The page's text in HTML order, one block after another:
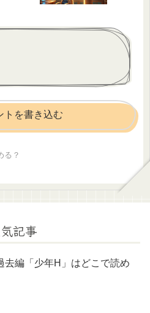
トを書き込む
る？
記事
去編「少年H」はどこで読め